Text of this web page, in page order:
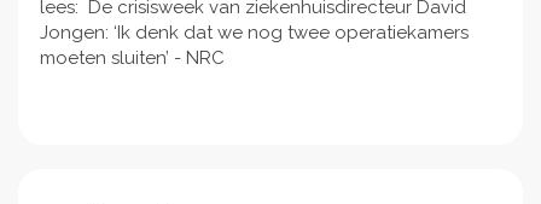
lees: De crisisweek van ziekenhuisdirecteur David
Jongen: ‘Ik denk dat we nog twee operatiekamers
moeten sluiten’ - NRC